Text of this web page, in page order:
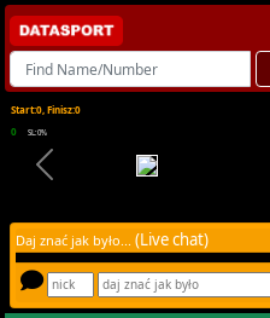
Start:0, Finisz:0
0
SL:0%
Daj znać jak było... (Live chat)